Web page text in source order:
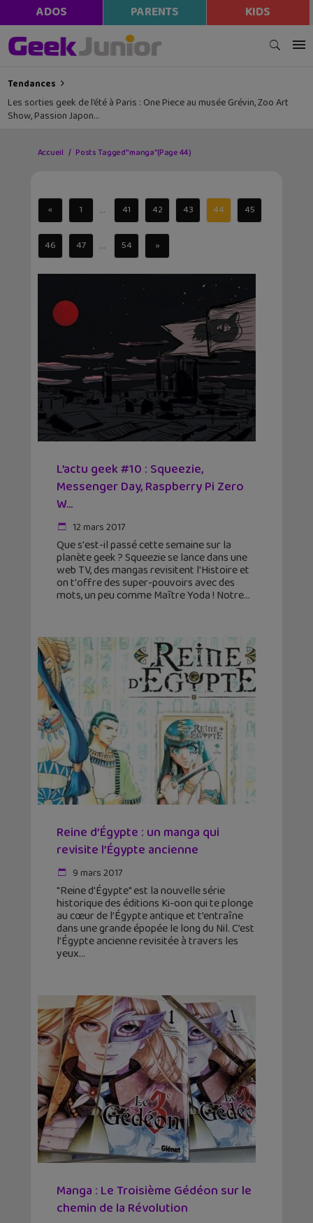
ADOS PARENTS KIDS
Tendances
Les sorties geek de l’été à Paris : One Piece au musée Grévin, Zoo Art
Show, Passion Japon…
Accueil Posts Tagged "manga"(Page 44)
« 1 ... 41 42 43 44 45
46 47 ... 54 »
L’actu geek #10 : Squeezie,
Messenger Day, Raspberry Pi Zero
W…
12 mars 2017
Que s'est-il passé cette semaine sur la
planète geek ? Squeezie se lance dans une
web TV, des mangas revisitent l'Histoire et
on t'offre des super-pouvoirs avec des
mots, un peu comme Maître Yoda ! Notre
Reine d’Égypte : un manga qui
revisite l’Égypte ancienne
9 mars 2017
"Reine d'Égypte" est la nouvelle série
historique des éditions Ki-oon qui te plonge
au cœur de l’Égypte antique et t’entraîne
dans une grande épopée le long du Nil. C’est
l’Égypte ancienne revisitée à travers les
yeux
Manga : Le Troisième Gédéon sur le
chemin de la Révolution